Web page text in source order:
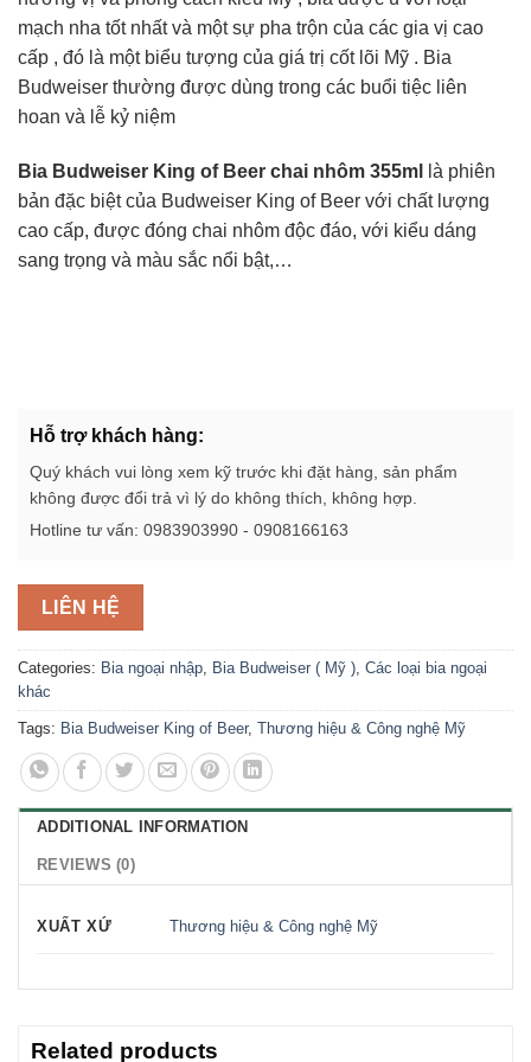
mạch nha tốt nhất và một sự pha trộn của các gia vị cao
cấp , đó là một biểu tượng của giá trị cốt lõi Mỹ . Bia
Budweiser thường được dùng trong các buổi tiệc liên
hoan và lễ kỷ niệm
Bia Budweiser King of Beer chai nhôm 355ml
là phiên
bản đặc biệt của Budweiser King of Beer với chất lượng
cao cấp, được đóng chai nhôm độc đáo, với kiểu dáng
sang trọng và màu sắc nổi bật,…
Hỗ trợ khách hàng:
Quý khách vui lòng xem kỹ trước khi đặt hàng, sản phẩm
không được đổi trả vì lý do không thích, không hợp.
Hotline tư vấn: 0983903990 - 0908166163
LIÊN HỆ
Categories: Bia ngoại nhập Bia Budweiser ( Mỹ ) Các loại bia ngoại
khác
Tags: Bia Budweiser King of Beer, Thương hiệu & Công nghệ Mỹ
ADDITIONAL INFORMATION
REVIEWS (0)
XUẤT XỨ Thương hiệu & Công nghệ Mỹ
Related products